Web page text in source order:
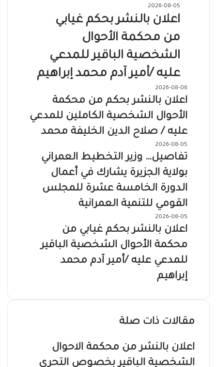
2026-08-05
اعلان بالنشر بحكم غيابي
من محكمة الأحوال
الشخصية الباقير للمدعي
عليه /أمير آدم محمد إبراهيم
2026-08-06
اعلان بالنشر بحكم من محكمة
الأحوال الشخصية الكاملين للمدعي
عليه / صلاح الدين الخليفة محمد
2026-08-05
تفاصيل… وزير التخطيط العمراني
بولاية الجزيرة يشارك في أعمال
الدورة الخامسة عشرة للمجلس
القومي للتنمية العمرانية
2026-08-05
اعلان بالنشر بحكم غيابي من
محكمة الأحوال الشخصية الباقير
للمدعي عليه /أمير آدم محمد
إبراهيم
مقالات ذات صلة
اعلان بالنشر من محكمة الاحوال
الشخصية الباقير بخصوص التحري